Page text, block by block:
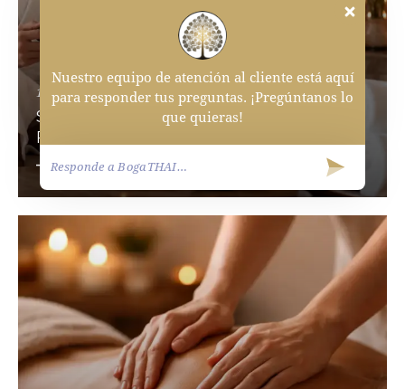
14 de mayo de 2026 0 Comments
SPA PARA PAREJAS EN BOGOTÁ: EL PLAN
PERFECTO PARA RECONECTAR
Nuestro equipo de atención al cliente está aquí
para responder tus preguntas. ¡Pregúntanos lo
que quieras!